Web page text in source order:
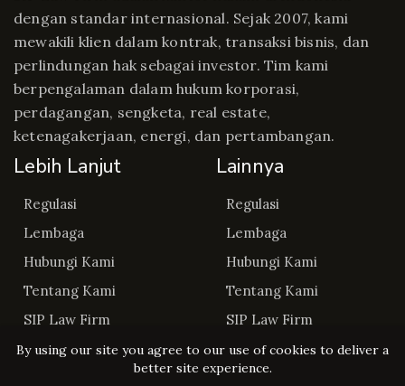
dengan standar internasional. Sejak 2007, kami
mewakili klien dalam kontrak, transaksi bisnis, dan
perlindungan hak sebagai investor. Tim kami
berpengalaman dalam hukum korporasi,
perdagangan, sengketa, real estate,
ketenagakerjaan, energi, dan pertambangan.
Lebih Lanjut
Regulasi
Lembaga
Hubungi Kami
Tentang Kami
SIP Law Firm
Lainnya
Regulasi
Lembaga
Hubungi Kami
Tentang Kami
SIP Law Firm
By using our site you agree to our use of cookies to deliver a
better site experience.